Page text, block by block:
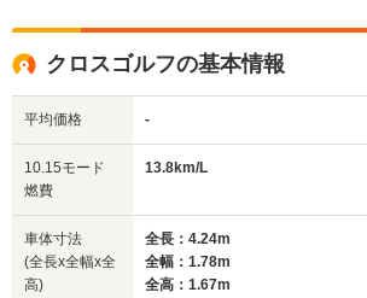
クロスゴルフの基本情報
平均価格 -
10.15モード
燃費
13.8km/L
車体寸法
(全長x全幅x全
高)
全長：4.24m
全幅：1.78m
全高：1.67m